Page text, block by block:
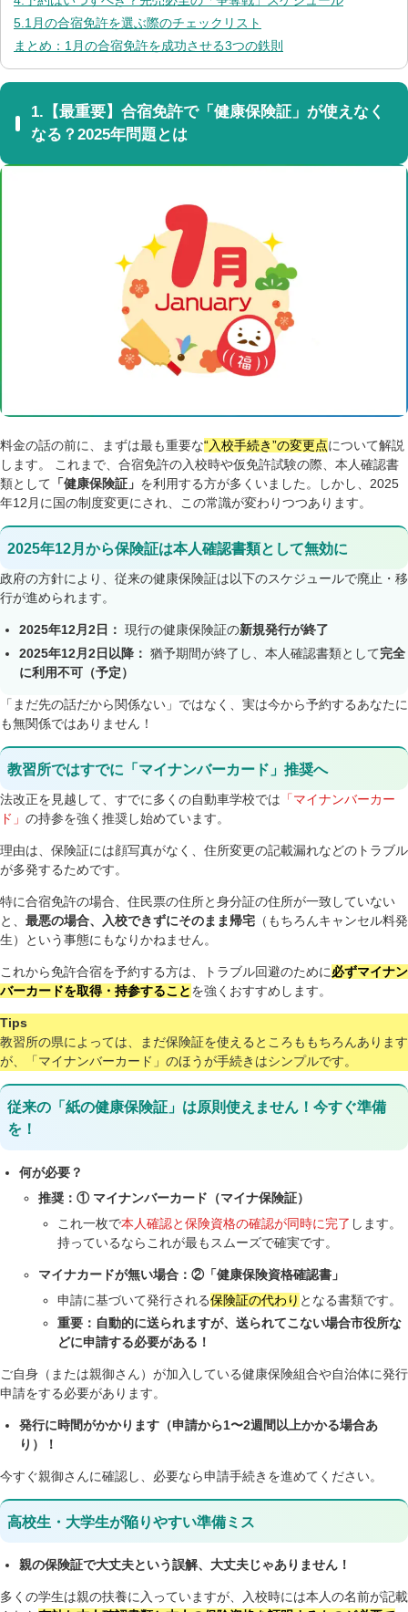
5.1月の合宿免許を選ぶ際のチェックリスト
まとめ：1月の合宿免許を成功させる3つの鉄則
1.【最重要】合宿免許で「健康保険証」が使えなく
なる？2025年問題とは
料金の話の前に、まずは最も重要な“入校手続き”の変更点について解説
します。 これまで、合宿免許の入校時や仮免許試験の際、本人確認書
類として 「健康保険証」 を利用する方が多くいました。しかし、2025
年12月に国の制度変更にされ、この常識が変わりつつあります。
2025年12月から保険証は本人確認書類として無効に
政府の方針により、従来の健康保険証は以下のスケジュールで廃止・移
行が進められます。
2025年12月2日： 現行の健康保険証の新規発行が終了
2025年12月2日以降： 猶予期間が終了し、本人確認書類として完全
に利用不可（予定）
「まだ先の話だから関係ない」ではなく、実は今から予約するあなたに
も無関係ではありません！
教習所ではすでに「マイナンバーカード」推奨へ
法改正を見越して、すでに多くの自動車学校では 「マイナンバーカー
ド」 の持参を強く推奨し始めています。
理由は、保険証には顔写真がなく、住所変更の記載漏れなどのトラブル
が多発するためです。
特に合宿免許の場合、住民票の住所と身分証の住所が一致していない
と、 最悪の場合、入校できずにそのまま帰宅 （もちろんキャンセル料発
生）という事態にもなりかねません。
これから免許合宿を予約する方は、トラブル回避のために必ずマイナン
バーカードを取得・持参することを強くおすすめします。
Tips
教習所の県によっては、まだ保険証を使えるところももちろんあります
が、「マイナンバーカード」のほうが手続きはシンプルです。
従来の「紙の健康保険証」は原則使えません！今すぐ準備
を！
何が必要？
推奨：① マイナンバーカード（マイナ保険証）
これ一枚で本人確認と保険資格の確認が同時に完了 します。
持っているならこれが最もスムーズで確実です。
マイナカードが無い場合：②「健康保険資格確認書」
申請に基づいて発行される保険証の代わり となる書類です。
重要：自動的に送られますが、送られてこない場合市役所な
どに申請する必要がある！
ご自身（または親御さん）が加入している健康保険組合や自治体に発行
申請をする必要があります。
発行に時間がかかります（申請から1〜2週間以上かかる場合あ
り）！
今すぐ親御さんに確認し、必要なら申請手続きを進めてください。
高校生・大学生が陥りやすい準備ミス
親の保険証で大丈夫という誤解、大丈夫じゃありません！
多くの学生は親の扶養に入っていますが、入校時には本人の名前が記載